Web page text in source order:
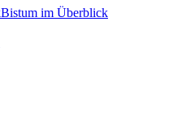
Bistum im Überblick